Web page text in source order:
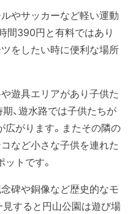
やサッカーなど軽い運動
間390円と有料ではあり
をしたい時に便利な場所
遊具エリアがあり子供た
、遊水路では子供たちが
がります。またその隣の
など小さな子供を連れた
トです。
碑や銅像など歴史的なモ
すると円山公園は遊び場